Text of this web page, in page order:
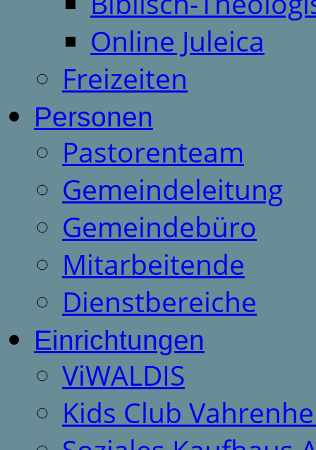
Online Juleica
Freizeiten
Personen
Pastorenteam
Gemeindeleitung
Gemeindebüro
Mitarbeitende
Dienstbereiche
Einrichtungen
ViWALDIS
Kids Club